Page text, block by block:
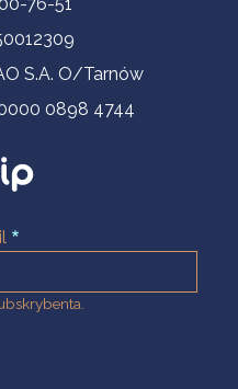
S.A. O/Tarnów
0000 0898 4744